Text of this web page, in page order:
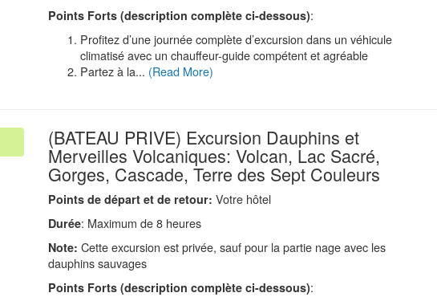
Points Forts (description complète ci-dessous):
Profitez d’une journée complète d’excursion dans un véhicule
climatisé avec un chauffeur-guide compétent et agréable
Partez à la... (Read More)
(BATEAU PRIVE) Excursion Dauphins et
Merveilles Volcaniques: Volcan, Lac Sacré,
Gorges, Cascade, Terre des Sept Couleurs
Points de départ et de retour: Votre hôtel
Durée: Maximum de 8 heures
Note: Cette excursion est privée, sauf pour la partie nage avec les
dauphins sauvages
Points Forts (description complète ci-dessous):